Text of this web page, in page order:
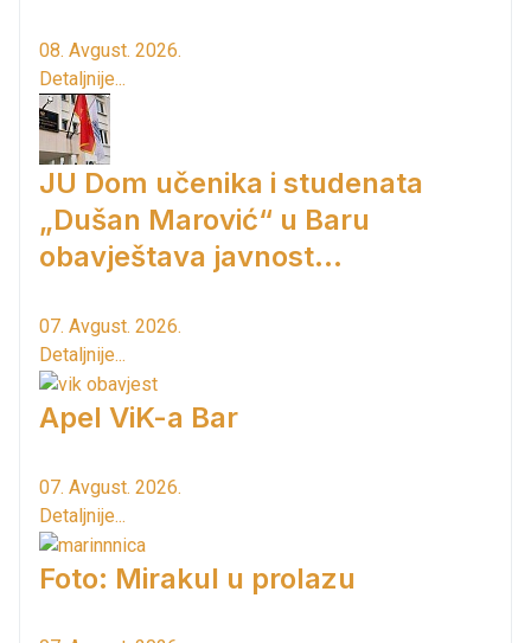
08. Avgust. 2026.
Detaljnije...
JU Dom učenika i studenata
„Dušan Marović“ u Baru
obavještava javnost...
07. Avgust. 2026.
Detaljnije...
Apel ViK-a Bar
07. Avgust. 2026.
Detaljnije...
Foto: Mirakul u prolazu